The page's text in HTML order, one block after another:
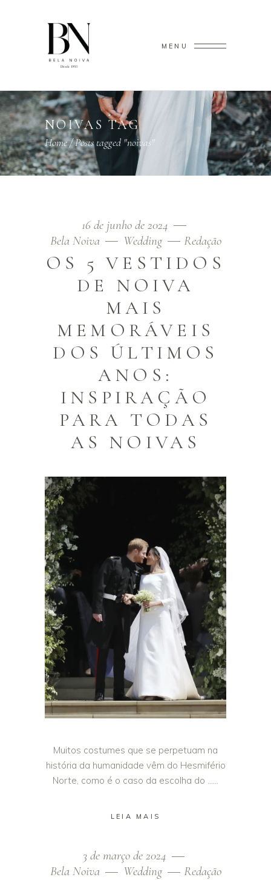
MENU
NOIVAS TAG
Home/Posts tagged "noivas"
16 de junho de 2024
Bela Noiva
Wedding Redação
OS 5 VESTIDOS
DE NOIVA
MAIS
MEMORÁVEIS
DOS ÚLTIMOS
ANOS:
INSPIRAÇÃO
PARA TODAS
AS NOIVAS
Muitos costumes que se perpetuam na
história da humanidade vêm do Hesmifério
Norte, como é o caso da escolha do …
LEIA MAIS
3 de março de 2024
Bela Noiva
Wedding Redação